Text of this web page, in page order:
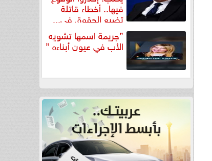
فيها.. أخطاء قاتلة
تضيع الحقوق في...
”جريمة اسمها تشويه
الأب في عيون أبناءه ”